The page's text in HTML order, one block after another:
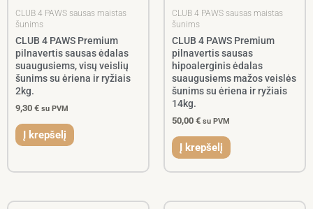
CLUB 4 PAWS sausas maistas
šunims
CLUB 4 PAWS Premium
pilnavertis sausas ėdalas
suaugusiems, visų veislių
šunims su ėriena ir ryžiais
2kg.
9,30 € su PVM
Į krepšelį
CLUB 4 PAWS sausas maistas
šunims
CLUB 4 PAWS Premium
pilnavertis sausas
hipoalerginis ėdalas
suaugusiems mažos veislės
šunims su ėriena ir ryžiais
14kg.
50,00 € su PVM
Į krepšelį